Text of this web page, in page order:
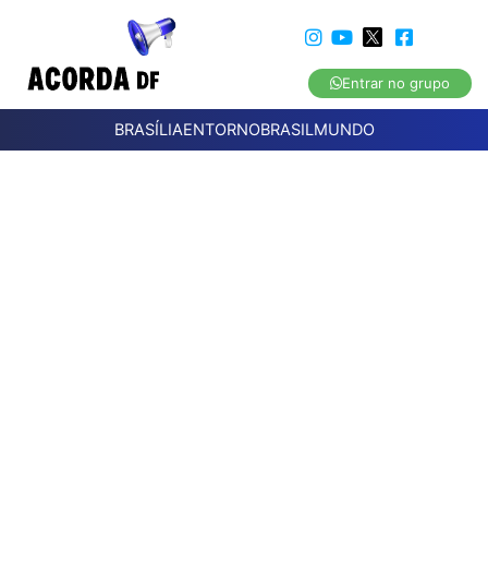
Entrar no grupo
BRASÍLIAENTORNOBRASILMUNDO